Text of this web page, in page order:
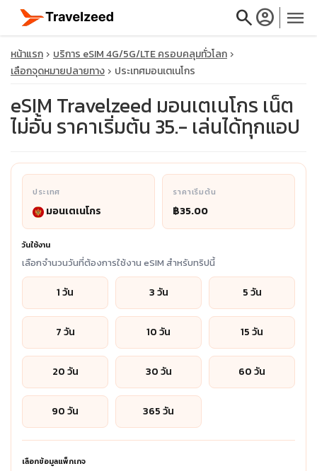
searchaccount_circle menu
close
travel_explore
calendar_month
หน้าแรก
บริการ eSIM 4G/5G/LTE ครอบคลุมทั่วโลก
เลือกจุดหมายปลายทาง
ประเทศมอนเตเนโกร
eSIM Travelzeed มอนเตเนโกร เน็ต
ไม่อั้น ราคาเริ่มต้น 35.- เล่นได้ทุกแอป
ประเทศ
มอนเตเนโกร
ราคาเริ่มต้น
฿35.00
วันใช้งาน
เลือกจำนวนวันที่ต้องการใช้งาน eSIM สำหรับทริปนี้
1 วัน 3 วัน 5 วัน
7 วัน 10 วัน 15 วัน
20 วัน 30 วัน 60 วัน
90 วัน 365 วัน
เลือกข้อมูลแพ็กเกจ